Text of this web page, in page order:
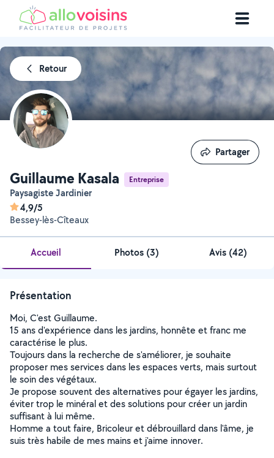
Retour
Guillaume Kasala Entreprise
Paysagiste Jardinier
4,9/5
Bessey-lès-Cîteaux
Partager
Partager
Accueil Photos (3) Avis (42)
Présentation
Moi, C'est Guillaume.
15 ans d'expérience dans les jardins, honnête et franc me
caractérise le plus.
Toujours dans la recherche de s'améliorer, je souhaite
proposer mes services dans les espaces verts, mais surtout
le soin des végétaux.
Je propose souvent des alternatives pour égayer les jardins,
éviter trop le minéral et des solutions pour créer un jardin
suffisant à lui même.
Homme a tout faire, Bricoleur et débrouillard dans l'âme, je
suis très habile de mes mains et j'aime innover.